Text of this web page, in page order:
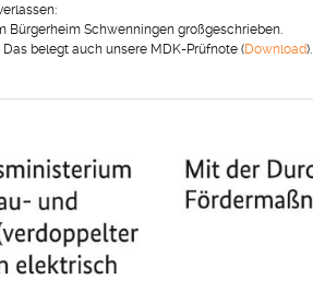
Bürgerheim Schwenningen großgeschrieben.
belegt auch unsere MDK-Prüfnote (Download).